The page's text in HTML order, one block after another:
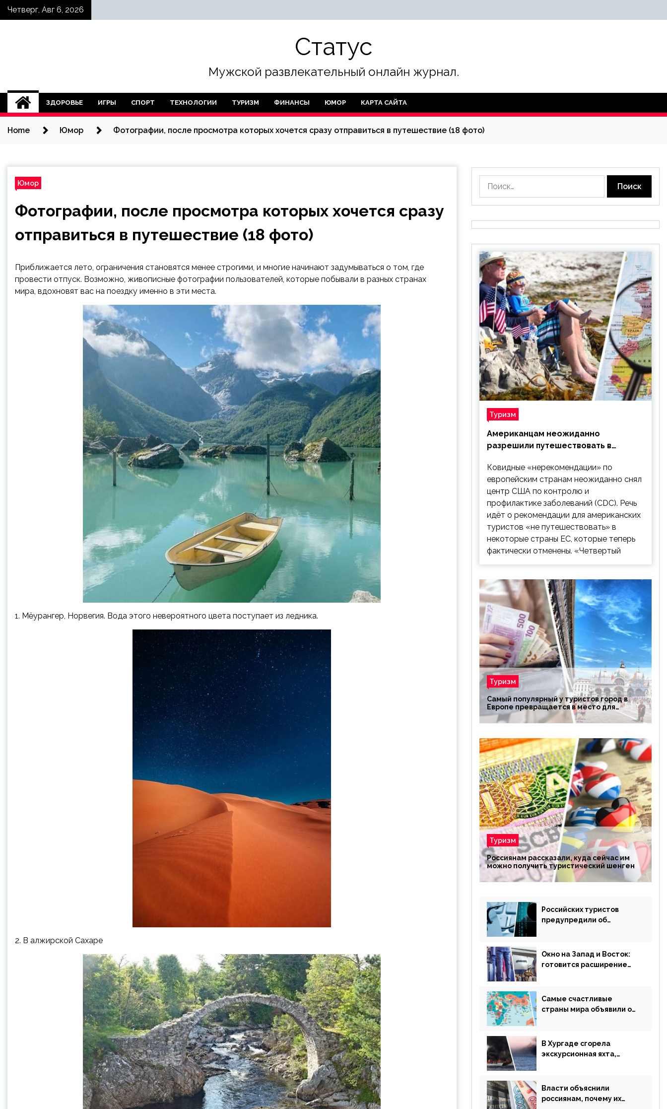
SkipЧетверг, Авг 6, 2026
Статус
Мужской развлекательный онлайн журнал.
ЗДОРОВЬЕ ИГРЫ СПОРТ ТЕХНОЛОГИИ ТУРИЗМ ФИНАНСЫ ЮМОР КАРТА САЙТА
Home Юмор Фотографии, после просмотра которых хочется сразу отправиться в путешествие (18 фото)
Юмор
Фотографии, после просмотра которых хочется сразу
отправиться в путешествие (18 фото)
Приближается лето, ограничения становятся менее строгими, и многие начинают задумываться о том, где
провести отпуск. Возможно, живописные фотографии пользователей, которые побывали в разных странах
мира, вдохновят вас на поездку именно в эти места.
1. Мёурангер, Норвегия. Вода этого невероятного цвета поступает из ледника.
2. В алжирской Сахаре
Туризм
Американцам неожиданно
разрешили путешествовать в
Ковидные «нерекомендации» по
европейским странам неожиданно снял
центр США по контролю и
профилактике заболеваний (CDC). Речь
идёт о рекомендации для американских
туристов «не путешествовать» в
некоторые страны ЕС, которые теперь
фактически отменены. «Четвертый
Туризм
Самый популярный у туристов город в
Европе превращается в место для
избранных
Туризм
Россиянам рассказали, куда сейчас им
можно получить туристический шенген
Российских туристов
предупредили об
мошенничества
Окно на Запад и Восток:
готовится расширение
страну
Самые счастливые
страны мира объявили об
В Хургаде сгорела
экскурсионная яхта,
Власти объяснили
россиянам, почему их